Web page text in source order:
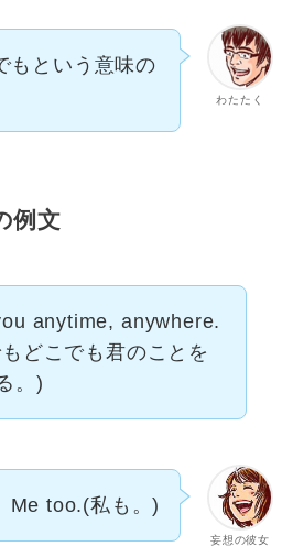
わたたく
もという意味の
例文
anytime, anywhere.
どこでも君のことを
。)
妄想の彼女
Me too.(私も。)